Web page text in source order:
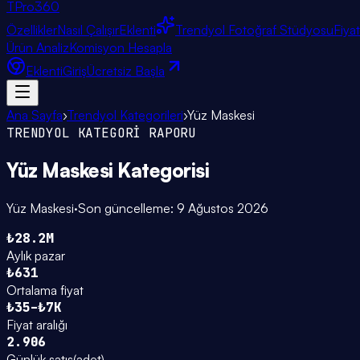
TPro360
ÖzelliklerNasıl ÇalışırEklenti Trendyol Fotoğraf Stüdyosu
Ürün AnalizKomisyon Hesapla
EklentiGirişÜcretsiz Başla
Ana Sayfa›Trendyol Kategorileri›Yüz Maskesi
TRENDYOL KATEGORİ RAPORU
Yüz Maskesi Kategorisi
Yüz Maskesi·Son güncelleme: 9 Ağustos 2026
₺28.2M
Aylık pazar
₺631
Ortalama fiyat
₺35–₺7K
Fiyat aralığı
2.906